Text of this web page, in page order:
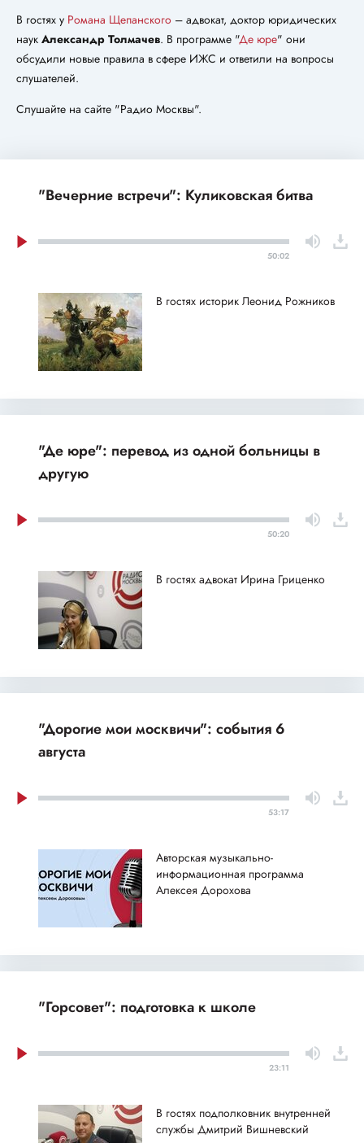
В гостях у Романа Щепанского – адвокат, доктор юридических
наук Александр Толмачев. В программе "Де юре" они
обсудили новые правила в сфере ИЖС и ответили на вопросы
слушателей.
Слушайте на сайте "Радио Москвы".
"Вечерние встречи": Куликовская битва
50:02
В гостях историк Леонид Рожников
"Де юре": перевод из одной больницы в
другую
50:20
В гостях адвокат Ирина Гриценко
"Дорогие мои москвичи": события 6
августа
53:17
Авторская музыкально-
информационная программа
Алексея Дорохова
"Горсовет": подготовка к школе
23:11
В гостях подполковник внутренней
службы Дмитрий Вишневский